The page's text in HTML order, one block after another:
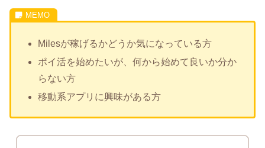
Milesが稼げるかどうか気になっている方
ポイ活を始めたいが、何から始めて良いか分か
らない方
移動系アプリに興味がある方